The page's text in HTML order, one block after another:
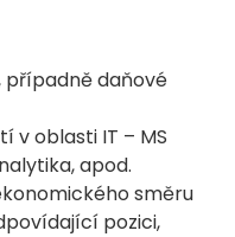
daňové
v oblasti IT – MS
apod.
směru
pozici,